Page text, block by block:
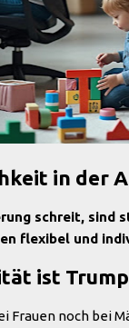
in der
schreit,
flexibel und
ist
noch bei